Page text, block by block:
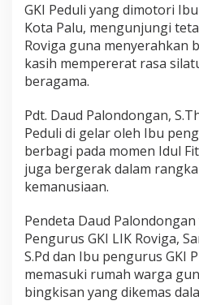
GKI Peduli yang dimotori
Kota Palu, mengunjungi
Roviga guna menyerahkan
kasih mempererat rasa
beragama.
Pdt. Daud Palondongan,
Peduli di gelar oleh Ibu
berbagi pada momen Idul
juga bergerak dalam
kemanusiaan.
Pendeta Daud
Pengurus GKI LIK Roviga,
S.Pd dan Ibu pengurus GKI
memasuki rumah warga
bingkisan yang dikemas